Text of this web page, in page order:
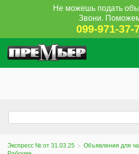
Не можешь подать
Звони.
099-971-37-
Экспресс № от 31.03.25 Объявления для